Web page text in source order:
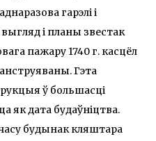
гарэлі і
выгляд і планы звестак
пажару 1740 г. касцёл
Гэта
ў большасці
як дата будаўніцтва.
будынак кляштара